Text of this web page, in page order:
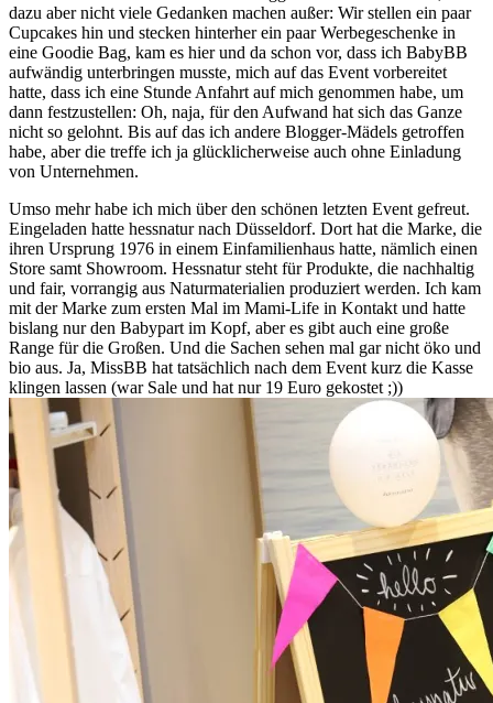
dazu aber nicht viele Gedanken machen außer: Wir stellen ein paar
Cupcakes hin und stecken hinterher ein paar Werbegeschenke in
eine Goodie Bag, kam es hier und da schon vor, dass ich BabyBB
aufwändig unterbringen musste, mich auf das Event vorbereitet
hatte, dass ich eine Stunde Anfahrt auf mich genommen habe, um
dann festzustellen: Oh, naja, für den Aufwand hat sich das Ganze
nicht so gelohnt. Bis auf das ich andere Blogger-Mädels getroffen
habe, aber die treffe ich ja glücklicherweise auch ohne Einladung
von Unternehmen.
Umso mehr habe ich mich über den schönen letzten Event gefreut.
Eingeladen hatte hessnatur nach Düsseldorf. Dort hat die Marke, die
ihren Ursprung 1976 in einem Einfamilienhaus hatte, nämlich einen
Store samt Showroom. Hessnatur steht für Produkte, die nachhaltig
und fair, vorrangig aus Naturmaterialien produziert werden. Ich kam
mit der Marke zum ersten Mal im Mami-Life in Kontakt und hatte
bislang nur den Babypart im Kopf, aber es gibt auch eine große
Range für die Großen. Und die Sachen sehen mal gar nicht öko und
bio aus. Ja, MissBB hat tatsächlich nach dem Event kurz die Kasse
klingen lassen (war Sale und hat nur 19 Euro gekostet ;))